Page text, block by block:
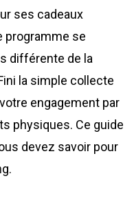
ses cadeaux
programme se
différente de la
la simple collecte
engagement par
physiques. Ce guide
devez savoir pour